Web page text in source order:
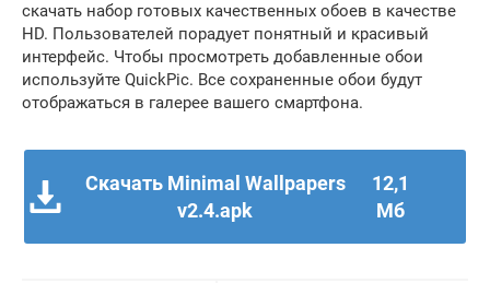
скачать набор готовых качественных обоев в качестве
HD. Пользователей порадует понятный и красивый
интерфейс. Чтобы просмотреть добавленные обои
используйте QuickPic. Все сохраненные обои будут
отображаться в галерее вашего смартфона.
Скачать Minimal Wallpapers
v2.4.apk
12,1
Мб